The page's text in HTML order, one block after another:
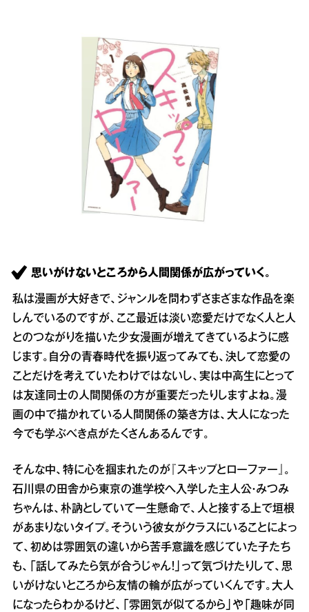
思いがけないところから人間関係が広がっていく。
私は漫画が大好きで、ジャンルを問わずさまざまな作品を楽
しんでいるのですが、ここ最近は淡い恋愛だけでなく人と人
とのつながりを描いた少女漫画が増えてきているように感
じます。自分の青春時代を振り返ってみても、決して恋愛の
ことだけを考えていたわけではないし、実は中高生にとって
は友達同士の人間関係の方が重要だったりしますよね。漫
画の中で描かれている人間関係の築き方は、大人になった
今でも学ぶべき点がたくさんあるんです。
そんな中、特に心を掴まれたのが『スキップとローファー』。
石川県の田舎から東京の進学校へ入学した主人公・みつみ
ちゃんは、朴訥としていて一生懸命で、人と接する上で垣根
があまりないタイプ。そういう彼女がクラスにいることによっ
て、初めは雰囲気の違いから苦手意識を感じていた子たち
も、「話してみたら気が合うじゃん！」って気づけたりして、思
いがけないところから友情の輪が広がっていくんです。大人
になったらわかるけど、「雰囲気が似てるから」や「趣味が同